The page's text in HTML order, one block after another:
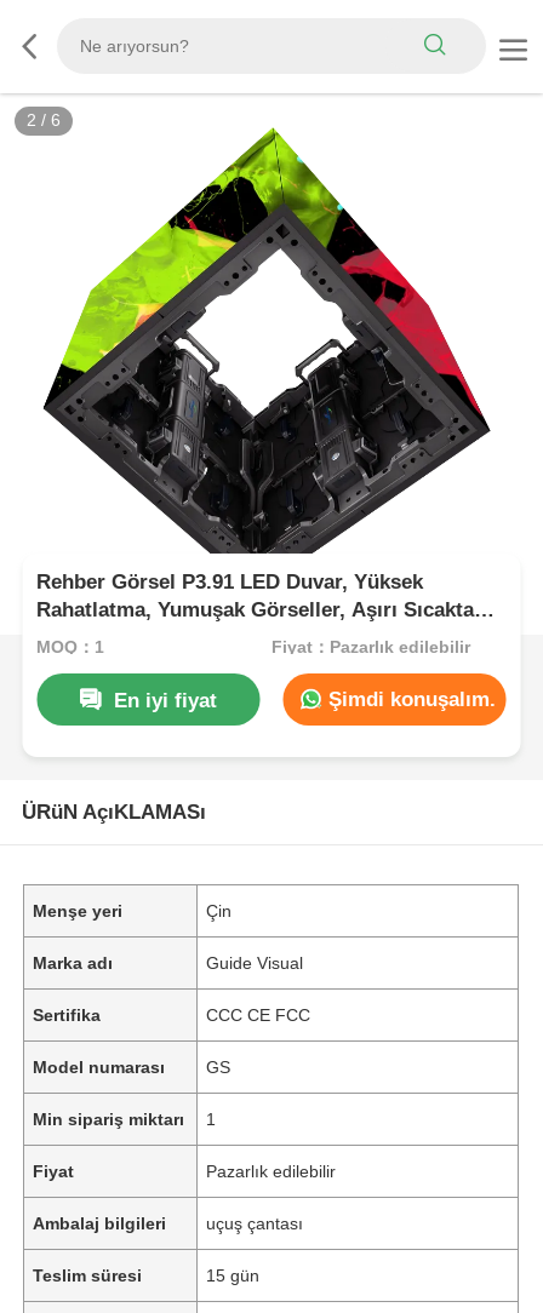
2 / 6
Rehber Görsel P3.91 LED Duvar, Yüksek
Rahatlatma, Yumuşak Görseller, Aşırı Sıcakta
bile Performans, Sahne Hazır
MOQ：1 Fiyat：Pazarlık edilebilir
En iyi fiyat Şimdi konuşalım.
ÜRüN AçıKLAMASı
Menşe yeri Çin
Marka adı Guide Visual
Sertifika CCC CE FCC
Model numarası GS
Min sipariş miktarı 1
Fiyat Pazarlık edilebilir
Ambalaj bilgileri uçuş çantası
Teslim süresi 15 gün